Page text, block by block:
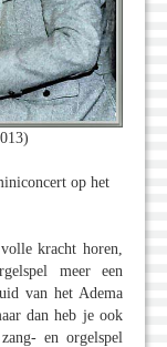
op het
kracht horen,
meer een
van het Adema
dan heb je ook
en orgelspel